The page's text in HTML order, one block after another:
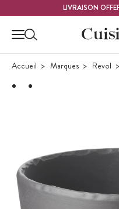
LIVRAISON
Accueil Marques Revol